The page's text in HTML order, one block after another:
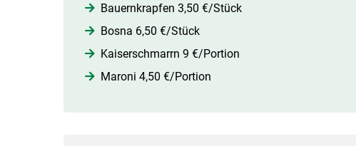
Bauernkrapfen 3,50 €/Stück
Bosna 6,50 €/Stück
Kaiserschmarrn 9 €/Portion
Maroni 4,50 €/Portion